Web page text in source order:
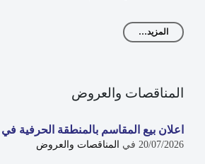
المزيد…
المناقصات والعروض
اعلان بيع المقاسم بالمنطقة الحرفية
20/07/2026 في المناقصات والعروض